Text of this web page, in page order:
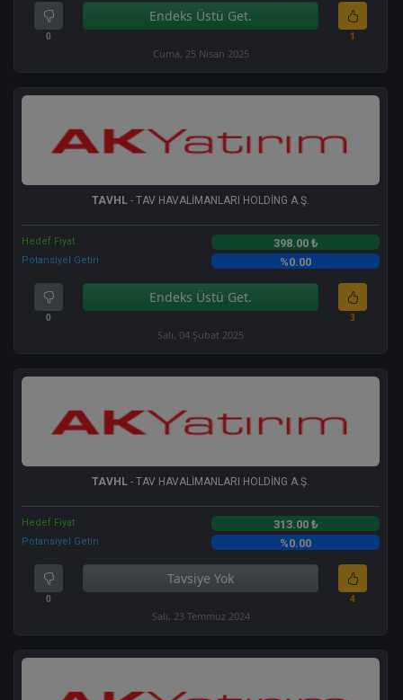
0
Endeks Üstü Get.
1
Cuma, 25 Nisan 2025
TAVHL - TAV HAVALİMANLARI HOLDİNG A.Ş.
Hedef Fiyat 398.00 ₺
Potansiyel Getiri %0.00
0
Endeks Üstü Get.
3
Salı, 04 Şubat 2025
TAVHL - TAV HAVALİMANLARI HOLDİNG A.Ş.
Hedef Fiyat 313.00 ₺
Potansiyel Getiri %0.00
0
Tavsiye Yok
4
Salı, 23 Temmuz 2024